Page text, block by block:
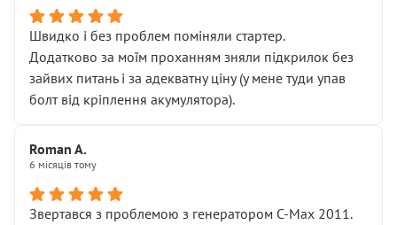
Швидко і без проблем поміняли стартер.
Додатково за моїм проханням зняли підкрилок без
зайвих питань і за адекватну ціну (у мене туди упав
болт від кріплення акумулятора).
Roman A.
6 місяців тому
Звертався з проблемою з генератором C-Max 2011.